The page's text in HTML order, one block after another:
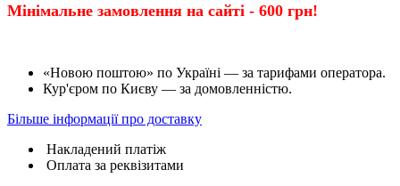
Мінімальне замовлення на сайті - 600 грн!
«Новою поштою» по Україні — за тарифами оператора.
Кур'єром по Києву — за домовленністю.
Більше інформації про доставку
Накладений платіж
Оплата за реквізитами